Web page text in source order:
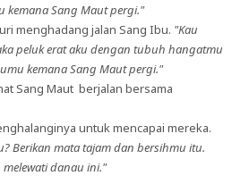
kemana Sang Maut pergi."
menghadang jalan Sang Ibu. "Kau
peluk erat aku dengan tubuh hangatmu
kemana Sang Maut pergi."
Sang Maut berjalan bersama
untuk mencapai mereka.
Berikan mata tajam dan bersihmu itu.
danau ini."